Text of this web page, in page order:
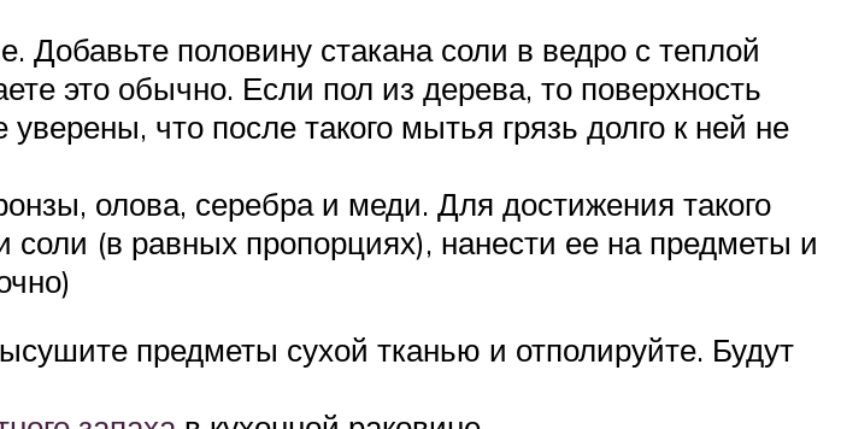
половину стакана соли в ведро с теплой
это обычно. Если пол из дерева, то поверхность
что после такого мытья грязь долго к ней не
олова, серебра и меди. Для достижения такого
(в равных пропорциях), нанести ее на предметы и
предметы сухой тканью и отполируйте. Будут